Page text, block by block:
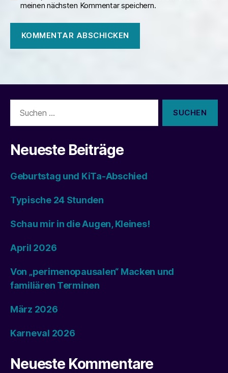
meinen nächsten Kommentar speichern.
nach:
Neueste Beiträge
Geburtstag und KiTa-Abschied
Typische 24 Stunden
Schau mir in die Augen, Kleines!
April 2026
Von „perimenopausalen“ Macken und
familiären Terminen
März 2026
Karneval 2026
Neueste Kommentare